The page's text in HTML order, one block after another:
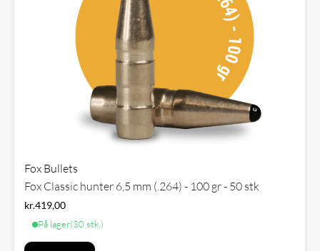
Fox Bullets
Fox Classic hunter 6,5 mm (.264) - 100 gr - 50 stk
kr.419,00
På lager(30 stk.)